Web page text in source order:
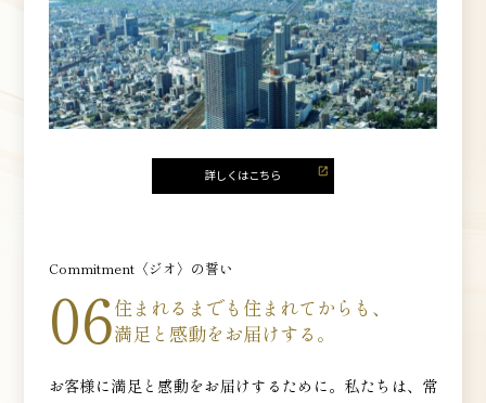
Commitment〈ジオ〉の誓い
06住まれるまでも 住まれてからも、
満足と感動をお届けする。
お客様に満足と感動をお届けするために。私たちは、常